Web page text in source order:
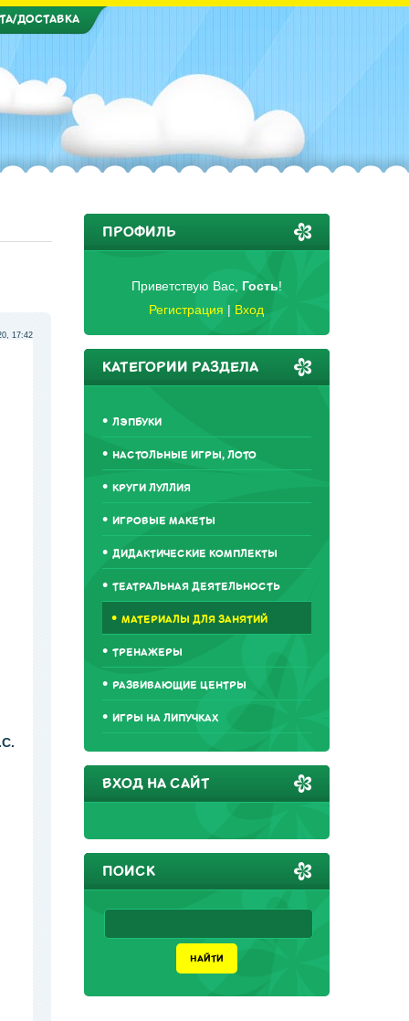
ДОСТАВКА
17:42
ПРОФИЛЬ
Приветствую Вас, Гость!
Регистрация | Вход
КАТЕГОРИИ РАЗДЕЛА
ЛЭПБУКИ
НАСТОЛЬНЫЕ ИГРЫ, ЛОТО
КРУГИ ЛУЛЛИЯ
ИГРОВЫЕ МАКЕТЫ
ДИДАКТИЧЕСКИЕ КОМПЛЕКТЫ
ТЕАТРАЛЬНАЯ ДЕЯТЕЛЬНОСТЬ
МАТЕРИАЛЫ ДЛЯ ЗАНЯТИЙ
ТРЕНАЖЕРЫ
РАЗВИВАЮЩИЕ ЦЕНТРЫ
ИГРЫ НА ЛИПУЧКАХ
ВХОД НА САЙТ
ПОИСК